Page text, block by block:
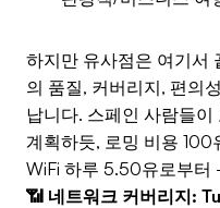
하지만 유사점은 여기서
의 품질, 커버리지, 편의
납니다. 스페인 사람들
계획하듯, 로밍 비용
WiFi 하루 5.50유로부터
📶 네트워크 커버리지: